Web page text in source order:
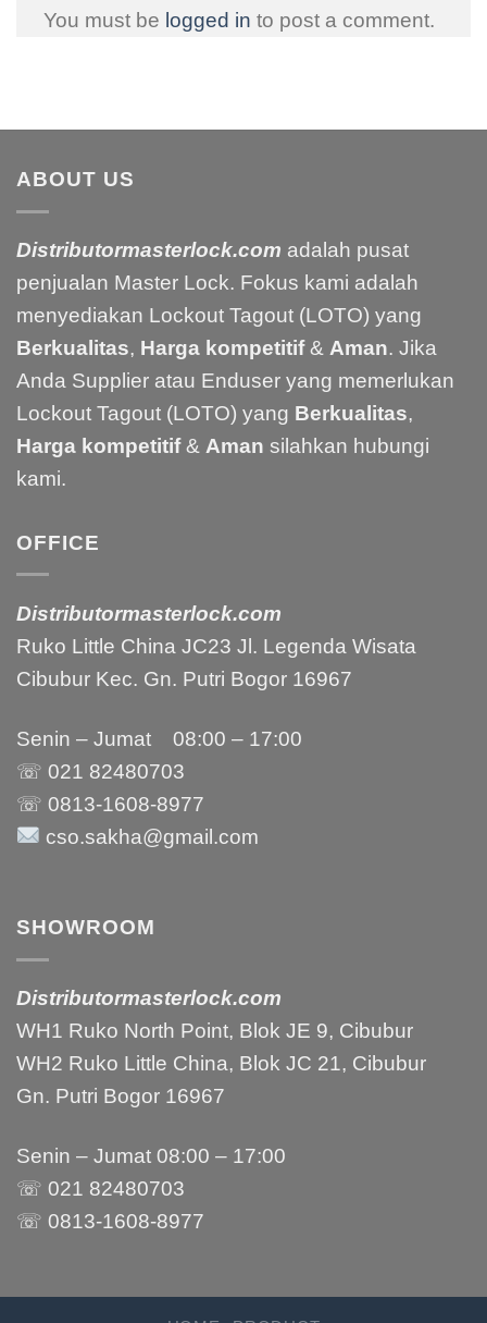
You must be logged in to post a comment.
ABOUT US
Distributormasterlock.com adalah pusat
penjualan Master Lock. Fokus kami adalah
menyediakan Lockout Tagout (LOTO) yang
Berkualitas, Harga kompetitif& Aman. Jika
Anda Supplier atau Enduser yang memerlukan
Lockout Tagout (LOTO) yang Berkualitas,
Harga kompetitif& Aman silahkan hubungi
kami.
OFFICE
Distributormasterlock.com
Ruko Little China JC23 Jl. Legenda Wisata
Cibubur Kec. Gn. Putri Bogor 16967
Senin – Jumat 08:00 – 17:00
☏ 021 82480703
☏ 0813-1608-8977
cso.sakha@gmail.com
SHOWROOM
Distributormasterlock.com
WH1 Ruko North Point, Blok JE 9, Cibubur
WH2 Ruko Little China, Blok JC 21, Cibubur
Gn. Putri Bogor 16967
Senin – Jumat 08:00 – 17:00
☏ 021 82480703
☏ 0813-1608-8977